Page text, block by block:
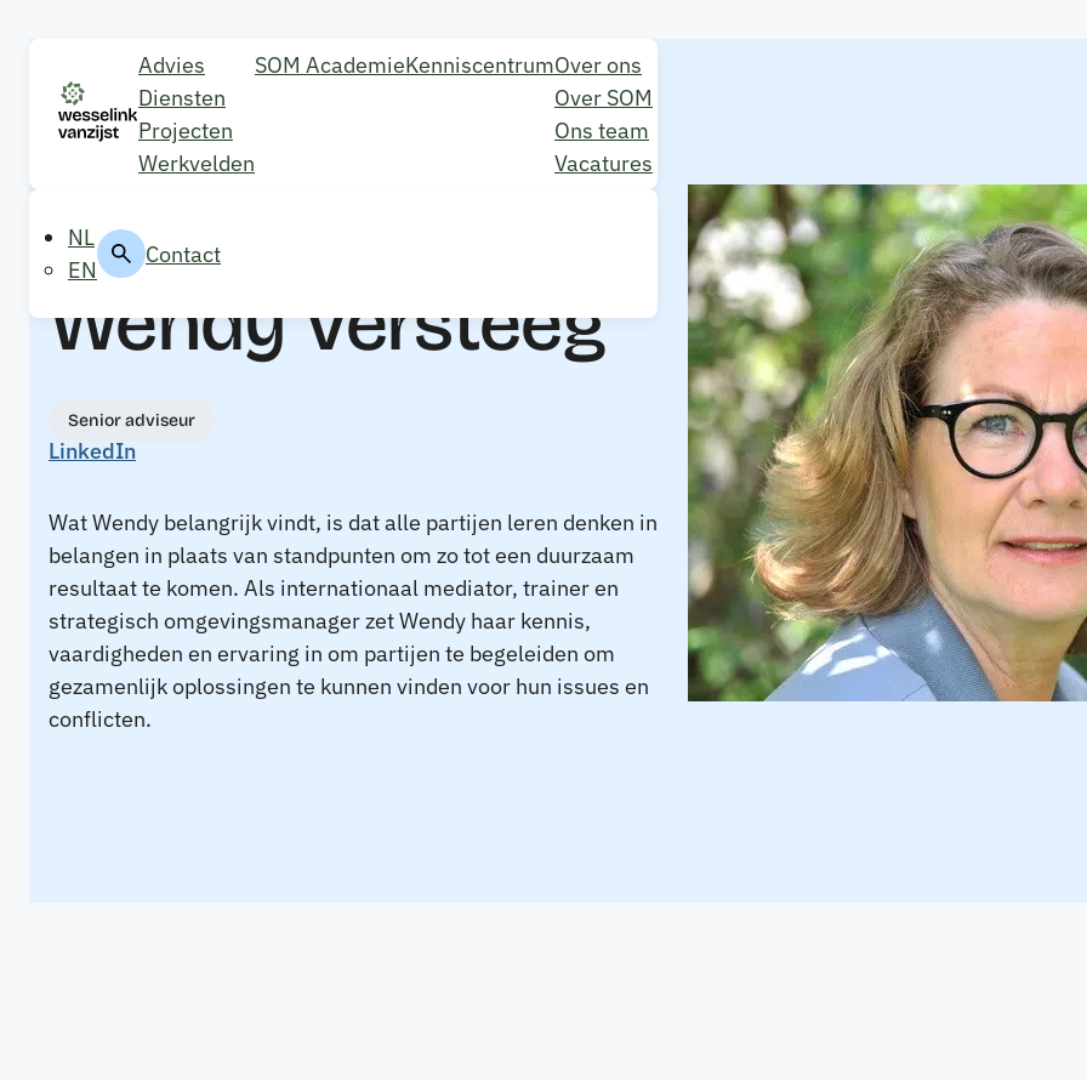
Advies
Diensten
Projecten
Werkvelden
SOM AcademieKenniscentrumOver ons
Over SOM
Ons team
Vacatures
NL
EN
Contact
Wendy Versteeg
Senior adviseur
LinkedIn
Wat Wendy belangrijk vindt, is dat alle partijen leren denken in
belangen in plaats van standpunten om zo tot een duurzaam
resultaat te komen. Als internationaal mediator, trainer en
strategisch omgevingsmanager zet Wendy haar kennis,
vaardigheden en ervaring in om partijen te begeleiden om
gezamenlijk oplossingen te kunnen vinden voor hun issues en
conflicten.